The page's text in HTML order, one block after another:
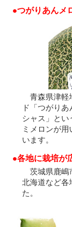
●つがりあんメ
青森県津軽
ド「つがり
シャス」とい
ミメロンが
います。
●各地に栽培が
茨城県鹿嶋
北海道など各
た。